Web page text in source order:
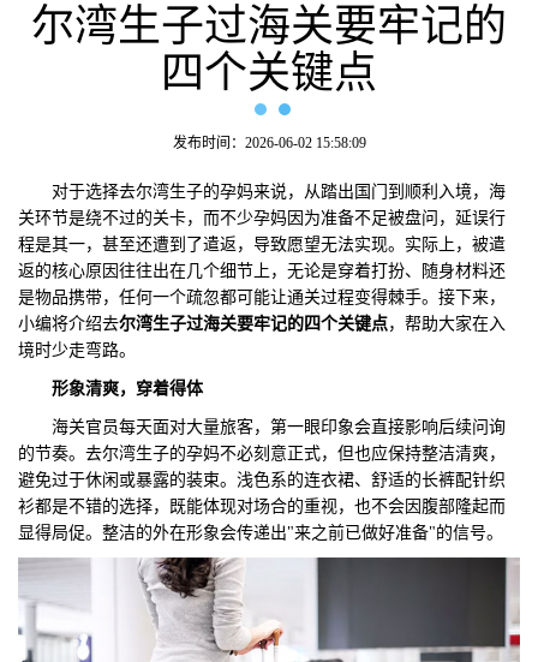
评
城
聚
尔湾生子过海关要牢记的
四个关键点
发布时间：2026-06-02 15:58:09
对于选择去尔湾生子的孕妈来说，从踏出国门到顺利入境，海
关环节是绕不过的关卡，而不少孕妈因为准备不足被盘问，延误行
程是其一，甚至还遭到了遣返，导致愿望无法实现。实际上，被遣
返的核心原因往往出在几个细节上，无论是穿着打扮、随身材料还
是物品携带，任何一个疏忽都可能让通关过程变得棘手。接下来，
小编将介绍去尔湾生子过海关要牢记的四个关键点，帮助大家在入
境时少走弯路。
形象清爽，穿着得体
海关官员每天面对大量旅客，第一眼印象会直接影响后续问询
的节奏。去尔湾生子的孕妈不必刻意正式，但也应保持整洁清爽，
避免过于休闲或暴露的装束。浅色系的连衣裙、舒适的长裤配针织
衫都是不错的选择，既能体现对场合的重视，也不会因腹部隆起而
显得局促。整洁的外在形象会传递出"来之前已做好准备"的信号。